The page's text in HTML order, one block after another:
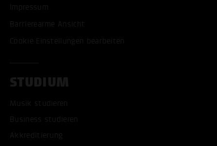
Impressum
Barrierearme Ansicht
Cookie Einstellungen bearbeiten
STUDIUM
Musik studieren
Business studieren
Akkreditierung